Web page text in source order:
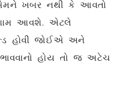
ખબર નથી કે આવતો
આવશે. એટલે
હોવી જોઈએ અને
હોય તો જ અટેચ